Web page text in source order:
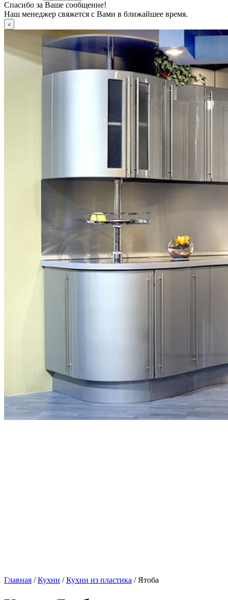
Спасибо за Ваше сообщение!
Наш менеджер свяжется с Вами в ближайшее время.
Главная /Кухни /Кухни из пластика / Ятоба